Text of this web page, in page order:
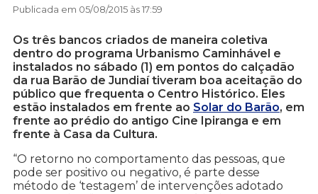
Publicada em 05/08/2015 às 17:59
Os três bancos criados de maneira coletiva
dentro do programa Urbanismo Caminhável e
instalados no sábado (1) em pontos do calçadão
da rua Barão de Jundiaí tiveram boa aceitação do
público que frequenta o Centro Histórico. Eles
estão instalados em frente ao Solar do Barão, em
frente ao prédio do antigo Cine Ipiranga e em
frente à Casa da Cultura.
“O retorno no comportamento das pessoas, que
pode ser positivo ou negativo, é parte desse
método de ‘testagem’ de intervenções adotado